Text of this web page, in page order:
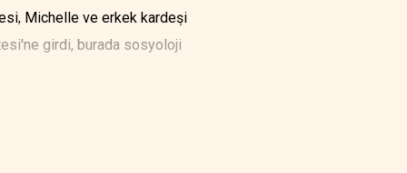
Michelle ve erkek kardeşi
girdi, burada sosyoloji